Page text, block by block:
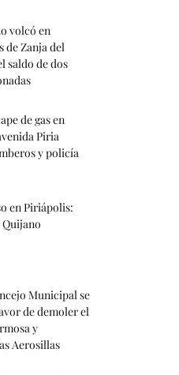
volcó en
de Zanja del
saldo de dos
de gas en
Piria
y policía
en Piriápolis:
Municipal se
de demoler el
y
Aerosillas